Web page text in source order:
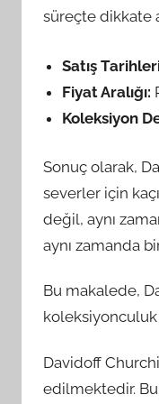
süreçte dikkate
Satış
Fiyat Aralığı:
Koleksiyon
Sonuç olarak,
severler için
değil, aynı
aynı zamanda
Bu makalede,
koleksiyonculuk
Davidoff
edilmektedir.